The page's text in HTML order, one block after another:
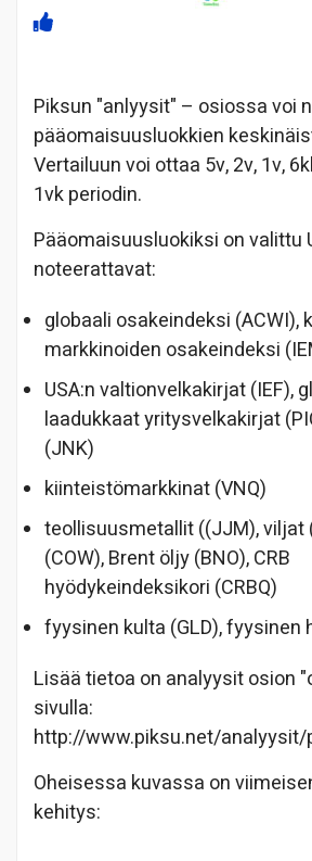
Piksun "anlyysit" – osiossa voi
pääomaisuusluokkien
Vertailuun voi ottaa 5v, 2v, 1v,
1vk periodin.
Pääomaisuusluokiksi on valittu
noteerattavat:
globaali osakeindeksi (ACWI),
markkinoiden osakeindeksi
USA:n valtionvelkakirjat (IEF),
laadukkaat yritysvelkakirjat
(JNK)
kiinteistömarkkinat (VNQ)
teollisuusmetallit ((JJM), viljat
(COW), Brent öljy (BNO), CRB
hyödykeindeksikori (CRBQ)
fyysinen kulta (GLD), fyysinen
Lisää tietoa on analyysit osion
sivulla:
http://www.piksu.net/analyysit/
Oheisessa kuvassa on
kehitys: